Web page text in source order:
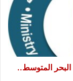
المتوسط..